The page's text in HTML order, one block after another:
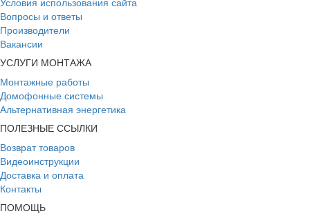
Вопросы и ответы
Производители
Вакансии
УСЛУГИ МОНТАЖА
Монтажные работы
Домофонные системы
Альтернативная энергетика
ПОЛЕЗНЫЕ ССЫЛКИ
Возврат товаров
Видеоинструкции
Доставка и оплата
Контакты
ПОМОЩЬ